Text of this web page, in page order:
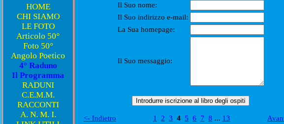
HOME
CHI SIAMO
LE FOTO
Articolo 50°
Foto 50°
Angolo Poetico
4° Raduno
Il Programma
RADUNI
C.E.M.M.
RACCONTI
A. N. M. I.
Il Suo nome:
Il Suo indirizzo e-mail:
La Sua homepage:
Il Suo messaggio:
<- Indietro 1 2 3 4 5 6 7 8 ... 13